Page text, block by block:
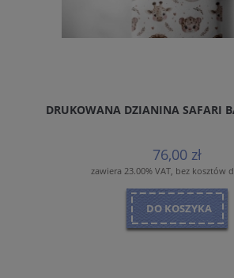
DRUKOWANA DZIANINA SAFARI
76,00 zł
zawiera 23.00% VAT, bez kosztów
DO KOSZYKA